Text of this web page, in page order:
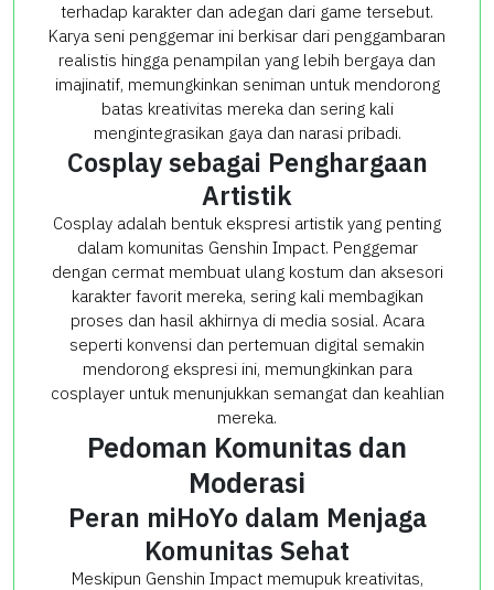
terhadap karakter dan adegan dari game tersebut.
Karya seni penggemar ini berkisar dari penggambaran
realistis hingga penampilan yang lebih bergaya dan
imajinatif, memungkinkan seniman untuk mendorong
batas kreativitas mereka dan sering kali
mengintegrasikan gaya dan narasi pribadi.
Cosplay sebagai Penghargaan
Artistik
Cosplay adalah bentuk ekspresi artistik yang penting
dalam komunitas Genshin Impact. Penggemar
dengan cermat membuat ulang kostum dan aksesori
karakter favorit mereka, sering kali membagikan
proses dan hasil akhirnya di media sosial. Acara
seperti konvensi dan pertemuan digital semakin
mendorong ekspresi ini, memungkinkan para
cosplayer untuk menunjukkan semangat dan keahlian
mereka.
Pedoman Komunitas dan
Moderasi
Peran miHoYo dalam Menjaga
Komunitas Sehat
Meskipun Genshin Impact memupuk kreativitas,